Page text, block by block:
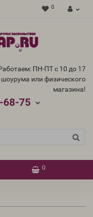
0
ПН-ПТ с 10 до 17
или физического
магазина!
68-75
0